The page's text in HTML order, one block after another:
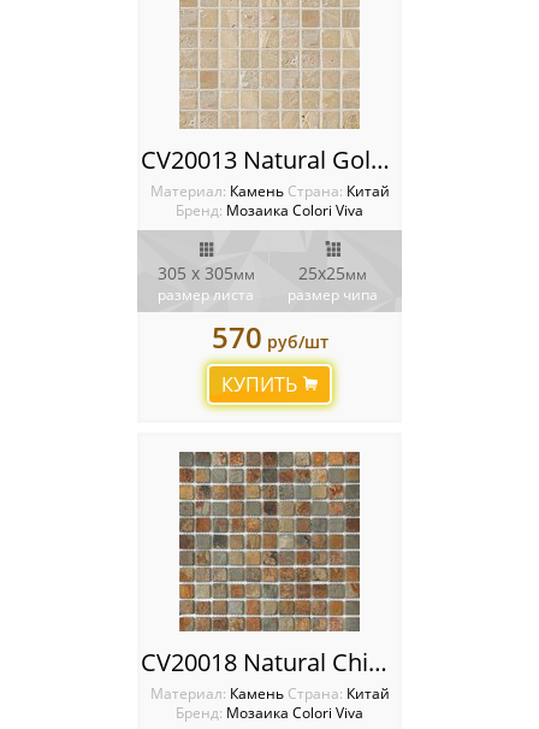
CV20013 Natural Golden Travertin Мозаика Colori Viva Natural Stone
Материал: Камень Cтрана: Китай
Бренд: Мозаика Colori Viva
305 х 305мм
размер листа
25х25мм
размер чипа
570 руб/шт
КУПИТЬ
CV20018 Natural China Rusty 2.5X2.5 30.5X30.5 Мозаика Colori Viva Natural Stone
Материал: Камень Cтрана: Китай
Бренд: Мозаика Colori Viva